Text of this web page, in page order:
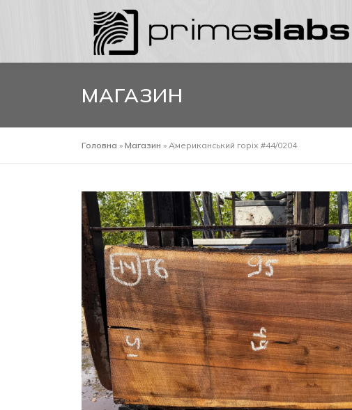
МАГАЗИН
Головна » Магазин » Американський горіх #44/0204